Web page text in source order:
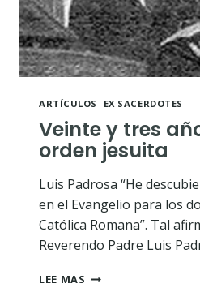
ARTÍCULOS | EX SACERDOTES
Veinte y tres
orden jesuita
Luis Padrosa “He
en el Evangelio para los
Católica Romana”. Tal
Reverendo Padre Luis
LEE MAS VEINTE